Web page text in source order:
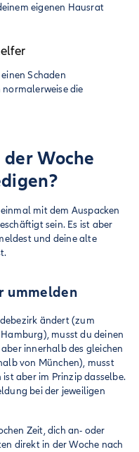
eigenen Hausrat
Schaden
die
Woche
mit dem Auspacken
sein. Es ist aber
und deine alte
ummelden
ändert (zum
musst du deinen
innerhalb des gleichen
von München), musst
aber im Prinzip dasselbe.
bei der jeweiligen
Zeit, dich an- oder
direkt in der Woche nach